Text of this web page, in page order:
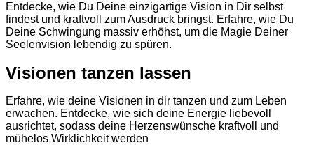
Entdecke, wie Du Deine einzigartige Vision in Dir selbst
findest und kraftvoll zum Ausdruck bringst. Erfahre, wie Du
Deine Schwingung massiv erhöhst, um die Magie Deiner
Seelenvision lebendig zu spüren.
Visionen tanzen lassen
Erfahre, wie deine Visionen in dir tanzen und zum Leben
erwachen. Entdecke, wie sich deine Energie liebevoll
ausrichtet, sodass deine Herzenswünsche kraftvoll und
mühelos Wirklichkeit werden